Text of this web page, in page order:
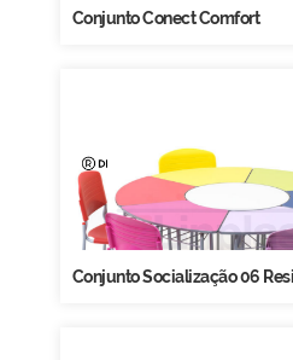
Conjunto Conect Comfort
Conjunto Socialização 06